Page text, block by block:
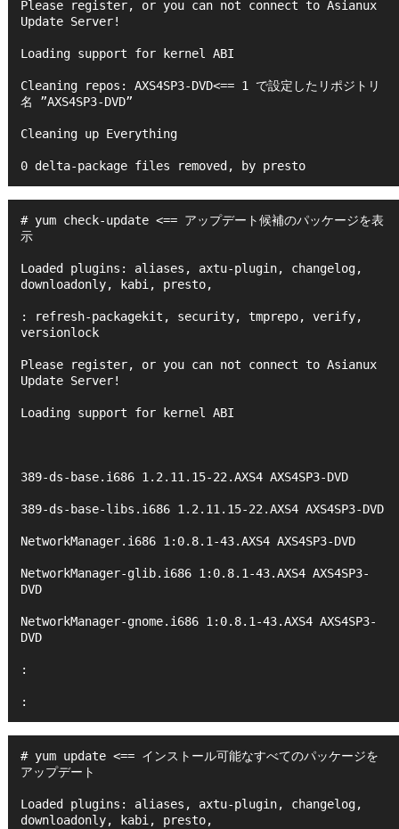
Please register, or you can not connect to Asianux
Update Server!
Loading support for kernel ABI
Cleaning repos: AXS4SP3-DVD<== 1 で設定したリポジトリ
名 ”AXS4SP3-DVD”
Cleaning up Everything
0 delta-package files removed, by presto
# yum check-update <== アップデート候補のパッケージを表
示
Loaded plugins: aliases, axtu-plugin, changelog,
downloadonly, kabi, presto,
: refresh-packagekit, security, tmprepo, verify,
versionlock
Please register, or you can not connect to Asianux
Update Server!
Loading support for kernel ABI
389-ds-base.i686 1.2.11.15-22.AXS4 AXS4SP3-DVD
389-ds-base-libs.i686 1.2.11.15-22.AXS4 AXS4SP3-DVD
NetworkManager.i686 1:0.8.1-43.AXS4 AXS4SP3-DVD
NetworkManager-glib.i686 1:0.8.1-43.AXS4 AXS4SP3-
DVD
NetworkManager-gnome.i686 1:0.8.1-43.AXS4 AXS4SP3-
DVD
:
:
# yum update <== インストール可能なすべてのパッケージを
アップデート
Loaded plugins: aliases, axtu-plugin, changelog,
downloadonly, kabi, presto,